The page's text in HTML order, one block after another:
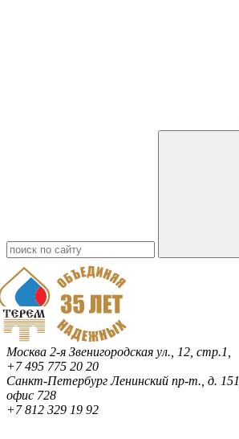
Москва 2-я Звенигородская ул., 12, стр.1,
+7 495 775 20 20
Санкт-ПетербургЛенинский пр-т., д. 151,
офис 728
+7 812 329 19 92